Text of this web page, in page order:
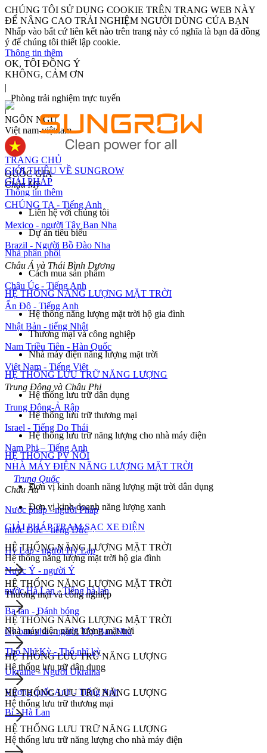
CHÚNG TÔI SỬ DỤNG COOKIE TRÊN TRANG WEB NÀY
ĐỂ NÂNG CAO TRẢI NGHIỆM NGƯỜI DÙNG CỦA BẠN
Nhấp vào bất cứ liên kết nào trên trang này có nghĩa là bạn đã đồng
ý để chúng tôi thiết lập cookie.
Thông tin thêm
OK, TÔI ĐỒNG Ý
KHÔNG, CẢM ƠN
|
Phòng trải nghiệm trực tuyến
|
NGÔN NGỮ
Việt nam-việtnam
QUỐC GIA
Châu Mỹ
CHÚNG TA - Tiếng Anh
Mexico - người Tây Ban Nha
Brazil - Người Bồ Đào Nha
Châu Á và Thái Bình Dương
Châu Úc - Tiếng Anh
Ấn Độ - Tiếng Anh
Nhật Bản - tiếng Nhật
Nam Triều Tiên - Hàn Quốc
Việt Nam - Tiếng Việt
Trung Đông và Châu Phi
Trung Đông-Ả Rập
Israel - Tiếng Do Thái
Nam Phi – Tiếng Anh
Toàn cầu
Trung Quốc
Châu Âu
Nước pháp - người Pháp
nước Đức - tiếng Đức
Hy Lạp - người Hy Lạp
Nước Ý - người Ý
nước Hà Lan - Tiếng hà lan
Ba lan - Đánh bóng
tây ban nha - người Tây Ban Nha
Thổ Nhĩ Kỳ - Thổ nhĩ kỳ
Ukraine - Người Ukraina
Vương quốc Anh - Tiếng Anh
Bỉ - Hà Lan
TRANG CHỦ
GIỚI THIỆU VỀ SUNGROW
GIẢI PHÁP
Thông tin thêm
Liên hệ với chúng tôi
Dự án tiêu biểu
Nhà phân phối
Cách mua sản phẩm
HỆ THỐNG NĂNG LƯỢNG MẶT TRỜI
Hệ thống năng lượng mặt trời hộ gia đình
Thương mại và công nghiệp
Nhà máy điện năng lượng mặt trời
HỆ THỐNG LƯU TRỮ NĂNG LƯỢNG
Hệ thống lưu trữ dân dụng
Hệ thống lưu trữ thương mại
Hệ thống lưu trữ năng lượng cho nhà máy điện
HỆ THỐNG PV NỔI
NHÀ MÁY ĐIỆN NĂNG LƯỢNG MẶT TRỜI
Đơn vị kinh doanh năng lượng mặt trời dân dụng
Đơn vị kinh doanh năng lượng xanh
GIẢI PHÁP TRẠM SẠC XE ĐIỆN
HỆ THỐNG NĂNG LƯỢNG MẶT TRỜI
Hệ thống năng lượng mặt trời hộ gia đình
HỆ THỐNG NĂNG LƯỢNG MẶT TRỜI
Thương mại và công nghiệp
HỆ THỐNG NĂNG LƯỢNG MẶT TRỜI
Nhà máy điện năng lượng mặt trời
HỆ THỐNG LƯU TRỮ NĂNG LƯỢNG
Hệ thống lưu trữ dân dụng
HỆ THỐNG LƯU TRỮ NĂNG LƯỢNG
Hệ thống lưu trữ thương mại
HỆ THỐNG LƯU TRỮ NĂNG LƯỢNG
Hệ thống lưu trữ năng lượng cho nhà máy điện